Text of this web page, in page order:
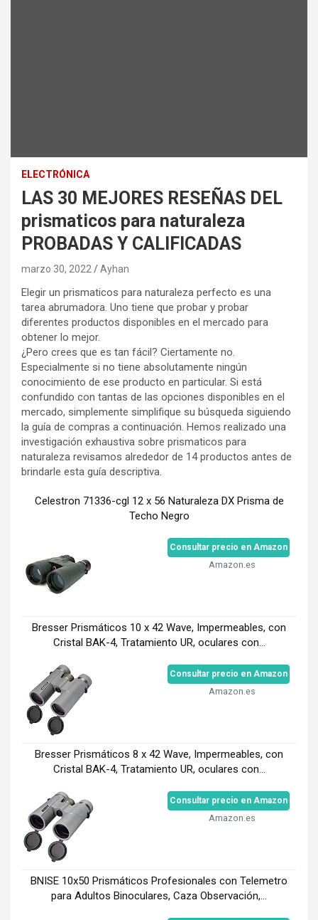
ELECTRÓNICA
LAS 30 MEJORES RESEÑAS DEL
prismaticos para naturaleza
PROBADAS Y CALIFICADAS
marzo 30, 2022 Ayhan
Elegir un prismaticos para naturaleza perfecto es una
tarea abrumadora. Uno tiene que probar y probar
diferentes productos disponibles en el mercado para
obtener lo mejor.
¿Pero crees que es tan fácil? Ciertamente no.
Especialmente si no tiene absolutamente ningún
conocimiento de ese producto en particular. Si está
confundido con tantas de las opciones disponibles en el
mercado, simplemente simplifique su búsqueda siguiendo
la guía de compras a continuación. Hemos realizado una
investigación exhaustiva sobre prismaticos para
naturaleza revisamos alrededor de 14 productos antes de
brindarle esta guía descriptiva.
Celestron 71336-cgl 12 x 56 Naturaleza DX Prisma de
Techo Negro
Consultar precio en Amazon
Amazon.es
Bresser Prismáticos 10 x 42 Wave, Impermeables, con
Cristal BAK-4, Tratamiento UR, oculares con...
Consultar precio en Amazon
Amazon.es
Bresser Prismáticos 8 x 42 Wave, Impermeables, con
Cristal BAK-4, Tratamiento UR, oculares con...
Consultar precio en Amazon
Amazon.es
BNISE 10x50 Prismáticos Profesionales con Telemetro
para Adultos Binoculares, Caza Observación,...